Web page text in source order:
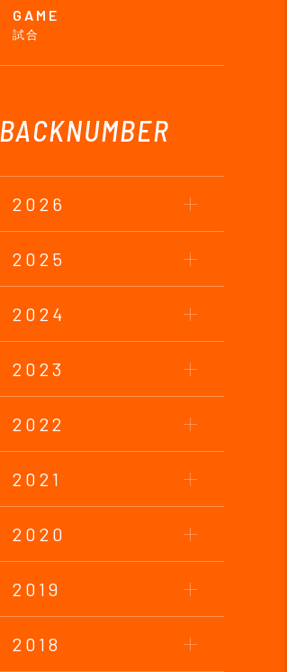
GAME
試合
BACKNUMBER
2026
2025
2024
2023
2022
2021
2020
2019
2018